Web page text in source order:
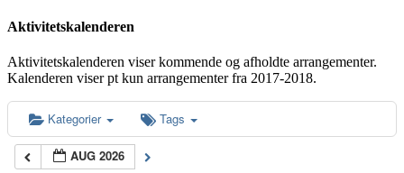
Aktivitetskalenderen
Aktivitetskalenderen viser kommende og afholdte arrangementer.
Kalenderen viser pt kun arrangementer fra 2017-2018.
Kategorier Tags
AUG 2026